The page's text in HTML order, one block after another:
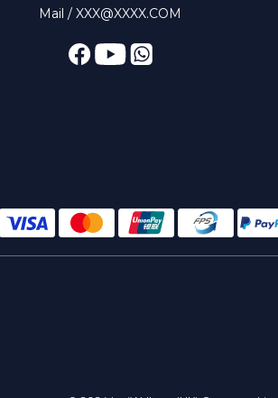
Mail / XXX@XXXX.COM